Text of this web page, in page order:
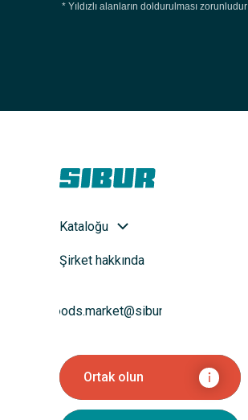
* Yıldızlı alanların doldurulması zorunludur
Ortak olun
Kataloğu
Şirket hakkında
goods.market@sibur.ru